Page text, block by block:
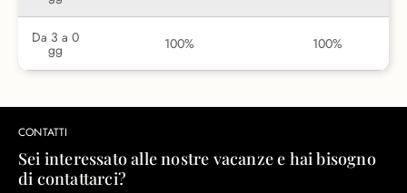
Da 3 a 0
gg 100% 100%
CONTATTI
Sei interessato alle nostre vacanze e hai bisogno
di contattarci?